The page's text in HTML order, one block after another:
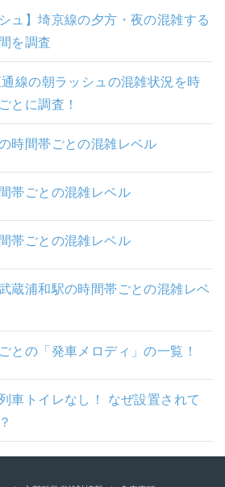
ュ】埼京線の夕方・夜の混雑する
を調査
線の朝ラッシュの混雑状況を時
とに調査！
時間帯ごとの混雑レベル
帯ごとの混雑レベル
帯ごとの混雑レベル
蔵浦和駅の時間帯ごとの混雑レベ
との「発車メロディ」の一覧！
車トイレなし！ なぜ設置されて